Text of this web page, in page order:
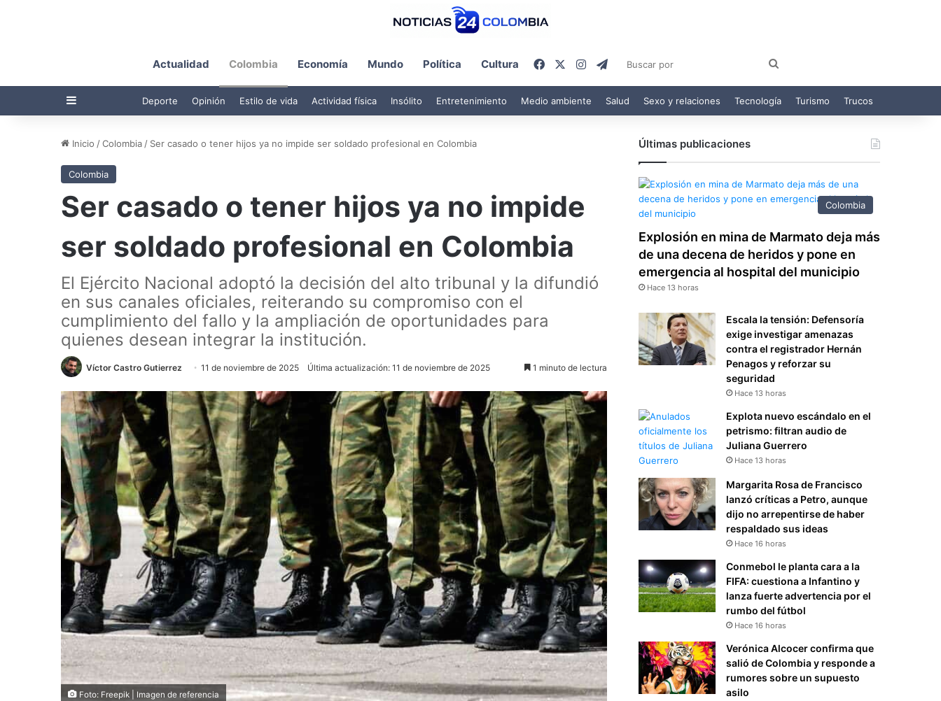
Actualidad Colombia Economía Mundo Política Cultura FacebookInstagram
Telegram
por
Barra lateral Deporte Opinión Estilo de vida Actividad física Insólito Entretenimiento Medio ambiente Salud Sexo y relaciones Tecnología Turismo Trucos
Inicio /Colombia / Ser casado o tener hijos ya no impide ser soldado profesional en Colombia
Colombia
Ser casado o tener hijos ya no impide
ser soldado profesional en Colombia
El Ejército Nacional adoptó la decisión del alto tribunal y la difundió
en sus canales oficiales, reiterando su compromiso con el
cumplimiento del fallo y la ampliación de oportunidades para
quienes desean integrar la institución.
Víctor Castro Gutierrez 11 de noviembre de 2025 Última actualización: 11 de noviembre de 2025 1 minuto de lectura
Foto: Freepik | Imagen de referencia
Últimas publicaciones
Colombia
Explosión en mina de Marmato deja más
de una decena de heridos y pone en
emergencia al hospital del municipio
Hace 13 horas
Escala la tensión: Defensoría
exige investigar amenazas
contra el registrador Hernán
Penagos y reforzar su
seguridad
Hace 13 horas
Explota nuevo escándalo en el
petrismo: filtran audio de
Juliana Guerrero
Hace 13 horas
Margarita Rosa de Francisco
lanzó críticas a Petro, aunque
dijo no arrepentirse de haber
respaldado sus ideas
Hace 16 horas
Conmebol le planta cara a la
FIFA: cuestiona a Infantino y
lanza fuerte advertencia por el
rumbo del fútbol
Hace 16 horas
Verónica Alcocer confirma que
salió de Colombia y responde a
rumores sobre un supuesto
asilo